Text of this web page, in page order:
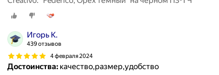
Игорь К.
439 отзывов
4 февраля 2024
Достоинства: качество,размер,удобство